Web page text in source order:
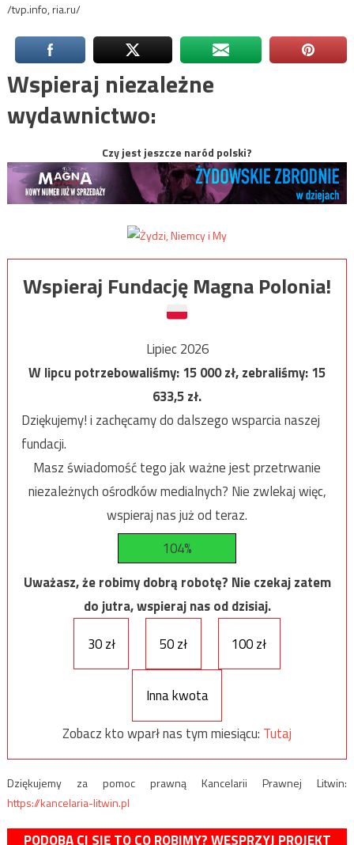
/tvp.info, ria.ru/
Wspieraj niezależne
wydawnictwo:
Czy jest jeszcze naród polski?
Wspieraj Fundację Magna Polonia!
Lipiec 2026
W lipcu potrzebowaliśmy:15 000zł, zebraliśmy:15
633,5zł.
Dziękujemy! i zachęcamy do dalszego wsparcia naszej
fundacji.
Masz świadomość tego jak ważne jest przetrwanie
niezależnych ośrodków medialnych? Nie zwlekaj więc,
wspieraj nas już od teraz.
104%
Uważasz, że robimy dobrą robotę? Nie czekaj zatem
do jutra, wspieraj nas od dzisiaj.
30 zł
50 zł 100 zł
Inna kwota
Zobacz kto wparł nas tym miesiącu: Tutaj
Dziękujemy za pomoc prawną Kancelarii Prawnej Litwin:
https://kancelaria-litwin.pl
PODOBA CI SIĘ TO CO ROBIMY? WESPRZYJ PROJEKT